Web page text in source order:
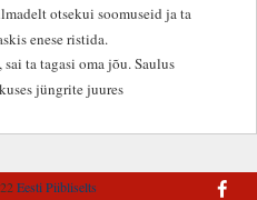
otsekui soomuseid ja ta
enese ristida.
ta tagasi oma jõu. Saulus
jüngrite juures
Eesti Piibliselts